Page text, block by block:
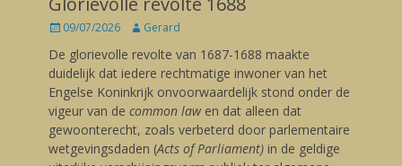
Posted
09/07/2026 Author
Gerard
De glorievolle revolte van 1687-1688 maakte
duidelijk dat iedere rechtmatige inwoner van het
Engelse Koninkrijk onvoorwaardelijk stond onder de
vigeur van de common lawen dat alleen dat
gewoonterecht, zoals verbeterd door parlementaire
wetgevingsdaden (Acts of Parliament) in de geldige